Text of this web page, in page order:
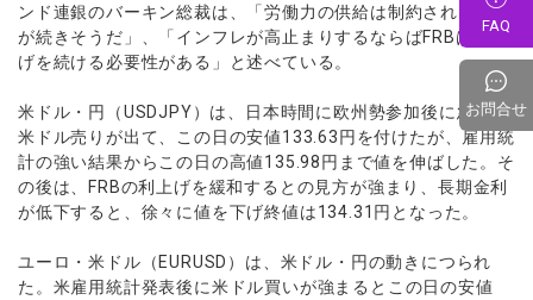
ンド連銀のバーキン総裁は、「労働力の供給は制約された状況
が続きそうだ」、「インフレが高止まりするならばFRBは利上
げを続ける必要性がある」と述べている。
米ドル・円（USDJPY）は、日本時間に欧州勢参加後に急激な
米ドル売りが出て、この日の安値133.63円を付けたが、雇用統
計の強い結果からこの日の高値135.98円まで値を伸ばした。そ
の後は、FRBの利上げを緩和するとの見方が強まり、長期金利
が低下すると、徐々に値を下げ終値は134.31円となった。
ユーロ・米ドル（EURUSD）は、米ドル・円の動きにつられ
た。米雇用統計発表後に米ドル買いが強まるとこの日の安値
FAQ
お問合せ